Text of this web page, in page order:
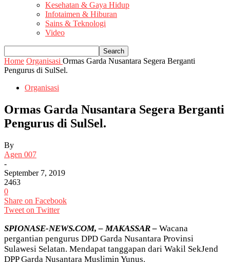
Kesehatan & Gaya Hidup
Infotaimen & Hiburan
Sains & Teknologi
Video
Home Organisasi Ormas Garda Nusantara Segera Berganti
Pengurus di SulSel.
Organisasi
Ormas Garda Nusantara Segera Berganti
Pengurus di SulSel.
By
Agen 007
-
September 7, 2019
2463
0
Share on Facebook
Tweet on Twitter
SPIONASE-NEWS.COM, – MAKASSAR – Wacana
pergantian pengurus DPD Garda Nusantara Provinsi
Sulawesi Selatan. Mendapat tanggapan dari Wakil SekJend
DPP Garda Nusantara Muslimin Yunus.